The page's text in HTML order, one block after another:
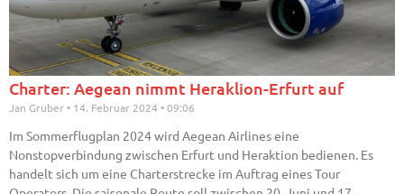
Charter: Aegean nimmt Heraklion-Erfurt auf
Jan Gruber 14. Februar 2024 09:06
Im Sommerflugplan 2024 wird Aegean Airlines eine
Nonstopverbindung zwischen Erfurt und Heraktion bedienen. Es
handelt sich um eine Charterstrecke im Auftrag eines Tour